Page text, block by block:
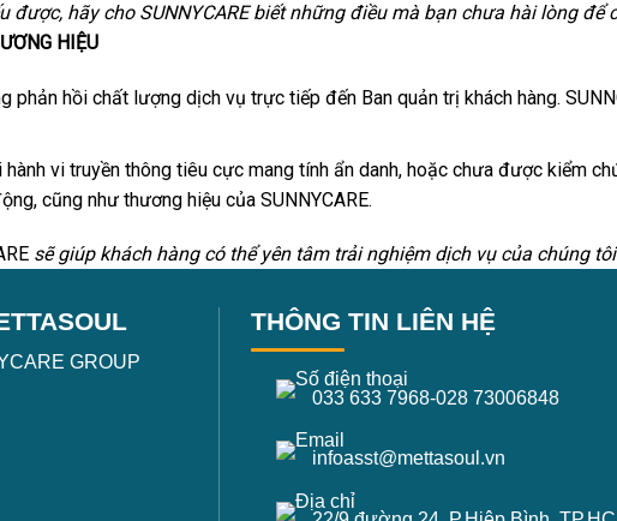
được, hãy cho SUNNYCARE biết những điều mà bạn chưa hài lòng để
HIỆU
phản hồi chất lượng dịch vụ trực tiếp đến Ban quản trị khách hàng.
hành vi truyền thông tiêu cực mang tính ẩn danh, hoặc chưa được kiểm
cũng như thương hiệu của SUNNYCARE.
sẽ giúp khách hàng có thể yên tâm trải nghiệm dịch vụ của chúng
GROUP
THÔNG TIN LIÊN HỆ
033 633 7968-028 73006848
infoasst@mettasoul.vn